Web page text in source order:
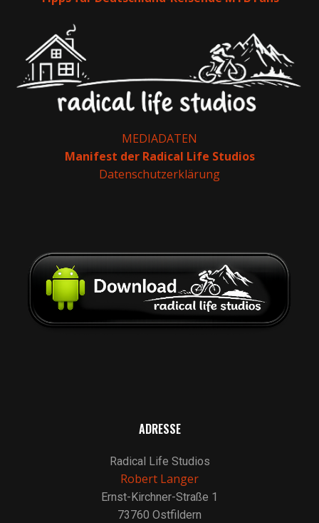
MEDIADATEN
Manifest der Radical Life Studios
Datenschutzerklärung
ADRESSE
Radical Life Studios
Robert Langer
Ernst-Kirchner-Straße 1
73760 Ostfildern